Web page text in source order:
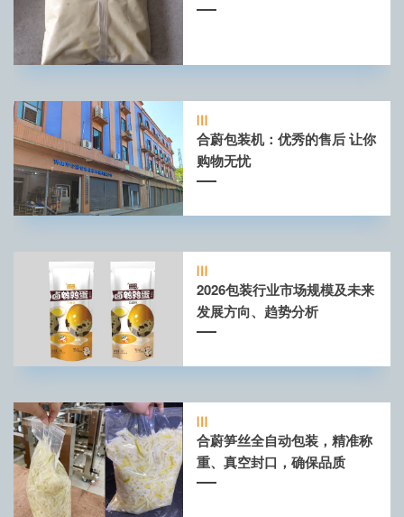
合蔚包装机：优秀的售后 让你
购物无忧
2026包装行业市场规模及未来
发展方向、趋势分析
合蔚笋丝全自动包装，精准称
重、真空封口，确保品质